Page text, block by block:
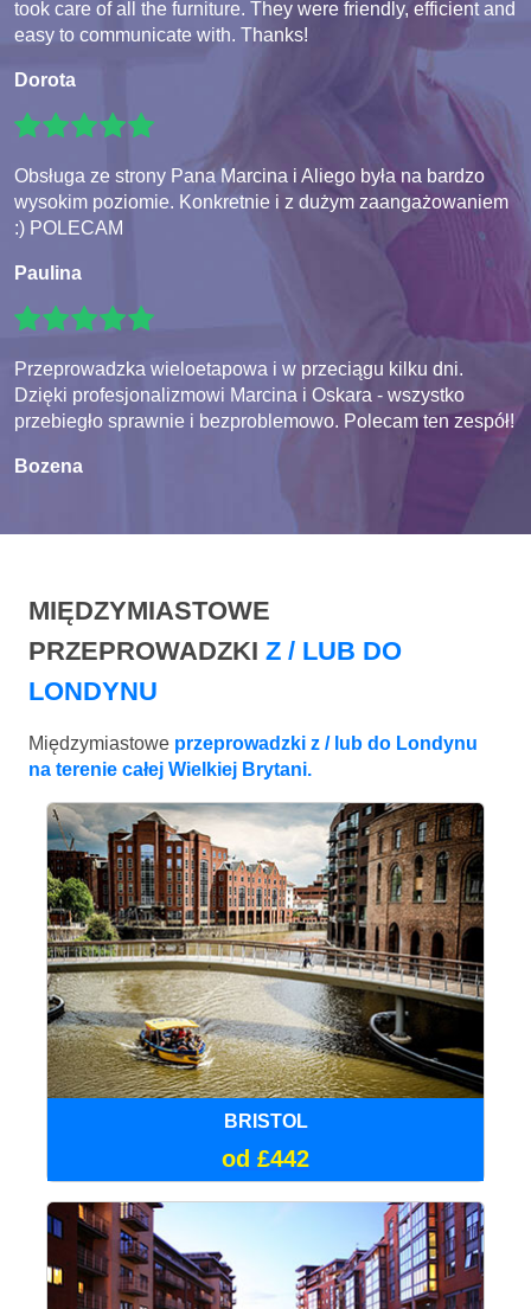
took care of all the furniture. They were friendly, efficient and
easy to communicate with. Thanks!
Dorota
Obsługa ze strony Pana Marcina i Aliego była na bardzo
wysokim poziomie. Konkretnie i z dużym zaangażowaniem
:) POLECAM
Paulina
Przeprowadzka wieloetapowa i w przeciągu kilku dni.
Dzięki profesjonalizmowi Marcina i Oskara - wszystko
przebiegło sprawnie i bezproblemowo. Polecam ten zespół!
Bozena
MIĘDZYMIASTOWE
PRZEPROWADZKI Z / LUB DO
LONDYNU
Międzymiastowe przeprowadzki z / lub do Londynu
na terenie całej Wielkiej Brytani.
BRISTOL
od £442